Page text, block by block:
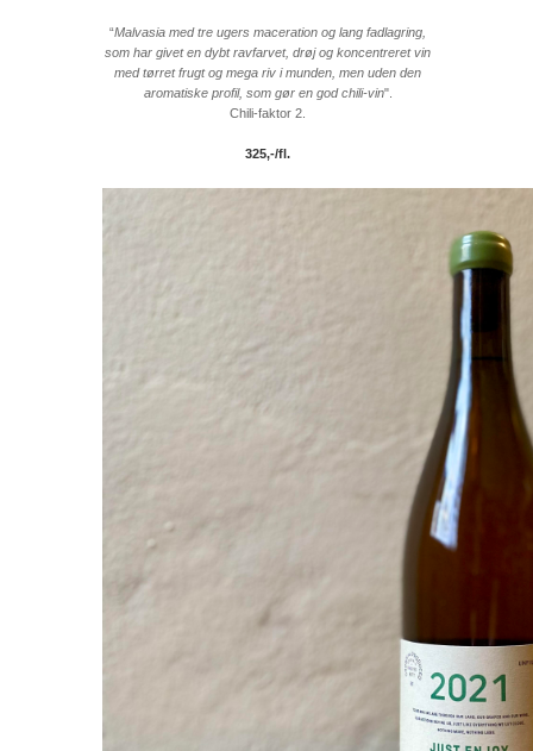
“Malvasia med tre ugers maceration og lang fadlagring,
som har givet en dybt ravfarvet, drøj og koncentreret vin
med tørret frugt og mega riv i munden, men uden den
aromatiske profil, som gør en god chili-vin".
Chili-faktor 2.
325,-/fl.